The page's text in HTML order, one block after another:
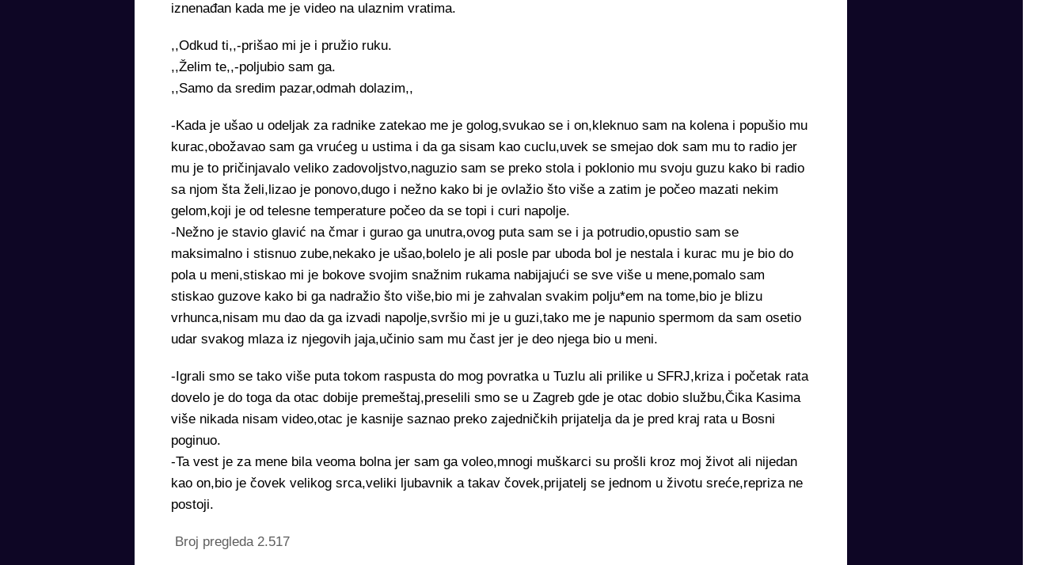
iznenađan kada me je video na ulaznim vratima.
,,Odkud ti,,-prišao mi je i pružio ruku.
,,Želim te,,-poljubio sam ga.
,,Samo da sredim pazar,odmah dolazim,,
-Kada je ušao u odeljak za radnike zatekao me je golog,svukao se i on,kleknuo sam na kolena i popušio mu
kurac,obožavao sam ga vrućeg u ustima i da ga sisam kao cuclu,uvek se smejao dok sam mu to radio jer
mu je to pričinjavalo veliko zadovoljstvo,naguzio sam se preko stola i poklonio mu svoju guzu kako bi radio
sa njom šta želi,lizao je ponovo,dugo i nežno kako bi je ovlažio što više a zatim je počeo mazati nekim
gelom,koji je od telesne temperature počeo da se topi i curi napolje.
-Nežno je stavio glavić na čmar i gurao ga unutra,ovog puta sam se i ja potrudio,opustio sam se
maksimalno i stisnuo zube,nekako je ušao,bolelo je ali posle par uboda bol je nestala i kurac mu je bio do
pola u meni,stiskao mi je bokove svojim snažnim rukama nabijajući se sve više u mene,pomalo sam
stiskao guzove kako bi ga nadražio što više,bio mi je zahvalan svakim polju*em na tome,bio je blizu
vrhunca,nisam mu dao da ga izvadi napolje,svršio mi je u guzi,tako me je napunio spermom da sam osetio
udar svakog mlaza iz njegovih jaja,učinio sam mu čast jer je deo njega bio u meni.
-Igrali smo se tako više puta tokom raspusta do mog povratka u Tuzlu ali prilike u SFRJ,kriza i početak rata
dovelo je do toga da otac dobije premeštaj,preselili smo se u Zagreb gde je otac dobio službu,Čika Kasima
više nikada nisam video,otac je kasnije saznao preko zajedničkih prijatelja da je pred kraj rata u Bosni
poginuo.
-Ta vest je za mene bila veoma bolna jer sam ga voleo,mnogi muškarci su prošli kroz moj život ali nijedan
kao on,bio je čovek velikog srca,veliki ljubavnik a takav čovek,prijatelj se jednom u životu sreće,repriza ne
postoji.
Broj pregleda 2.517